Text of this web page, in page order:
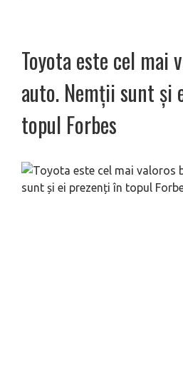
Toyota este cel mai
auto. Nemții sunt și
topul Forbes